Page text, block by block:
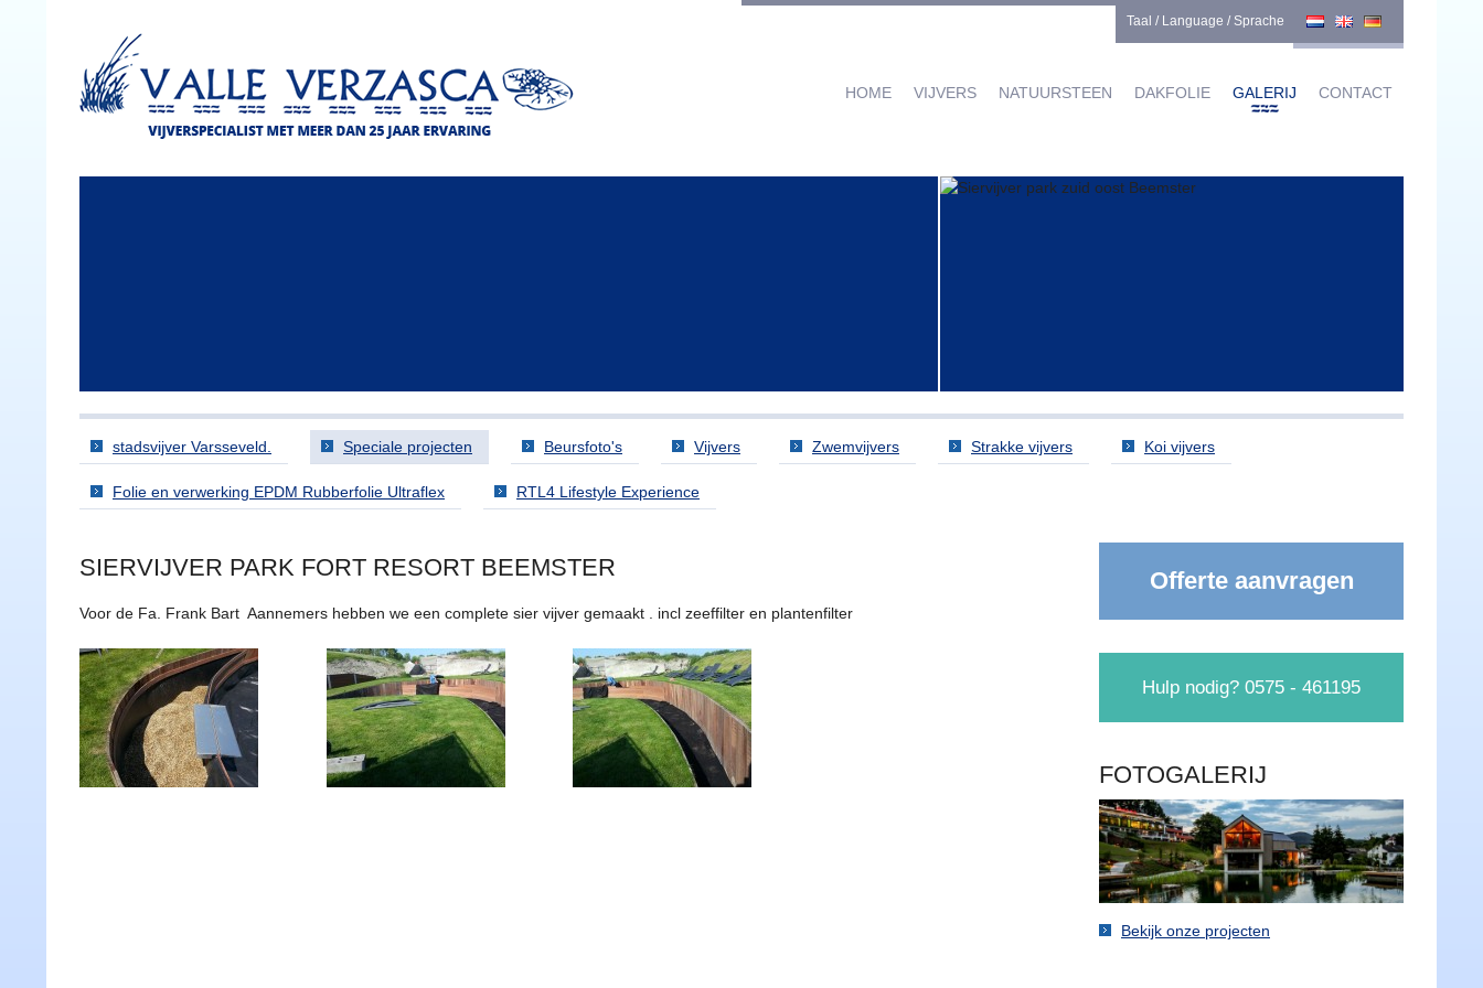
Taal / Language / Sprache
HOME VIJVERS NATUURSTEEN DAKFOLIE GALERIJ CONTACT
stadsvijver Varsseveld. Speciale projecten Beursfoto's Vijvers Zwemvijvers Strakke vijvers Koi vijvers
Folie en verwerking EPDM Rubberfolie Ultraflex RTL4 Lifestyle Experience
SIERVIJVER PARK FORT RESORT BEEMSTER
Voor de Fa. Frank Bart Aannemers hebben we een complete sier vijver gemaakt . incl zeeffilter en plantenfilter
Offerte aanvragen
Hulp nodig? 0575 - 461195
FOTOGALERIJ
Bekijk onze projecten